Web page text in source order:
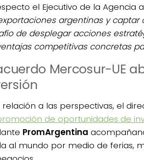
el Ejecutivo de la Agencia
argentinas y
de desplegar acciones
competitivas concretas
Mercosur-UE
relación a las perspectivas, el
de oportunidades de
PromArgentina
al mundo por medio de ferias,